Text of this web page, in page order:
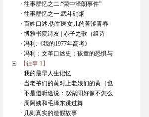
· 往事群忆之二:“荣中泽朗事件”
· 往事群忆之一:武斗硝烟
· 百姓口述:伪军医女儿的苦涩青春
· 博雅书院诗友 | 赤子之歌（组诗
· 冯利:《我的1977年高考》
· 冯利：文革口述史：孩童的恐惧与
【往事 1】
· 我的最早人生记忆
· 当老爷们的黄对上老娘们的黄（也
· 不是道听途说：赵紫阳好像不怎么
· 周阿姨和毛泽东跳过舞
· 几则真实的造假故事